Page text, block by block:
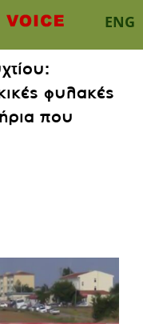
ENG
φυλακές
που